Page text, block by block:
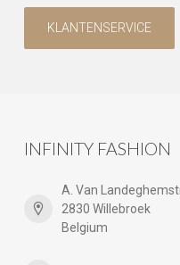
KLANTENSERVICE
INFINITY FASHION
A. Van
2830 Willebroek
Belgium